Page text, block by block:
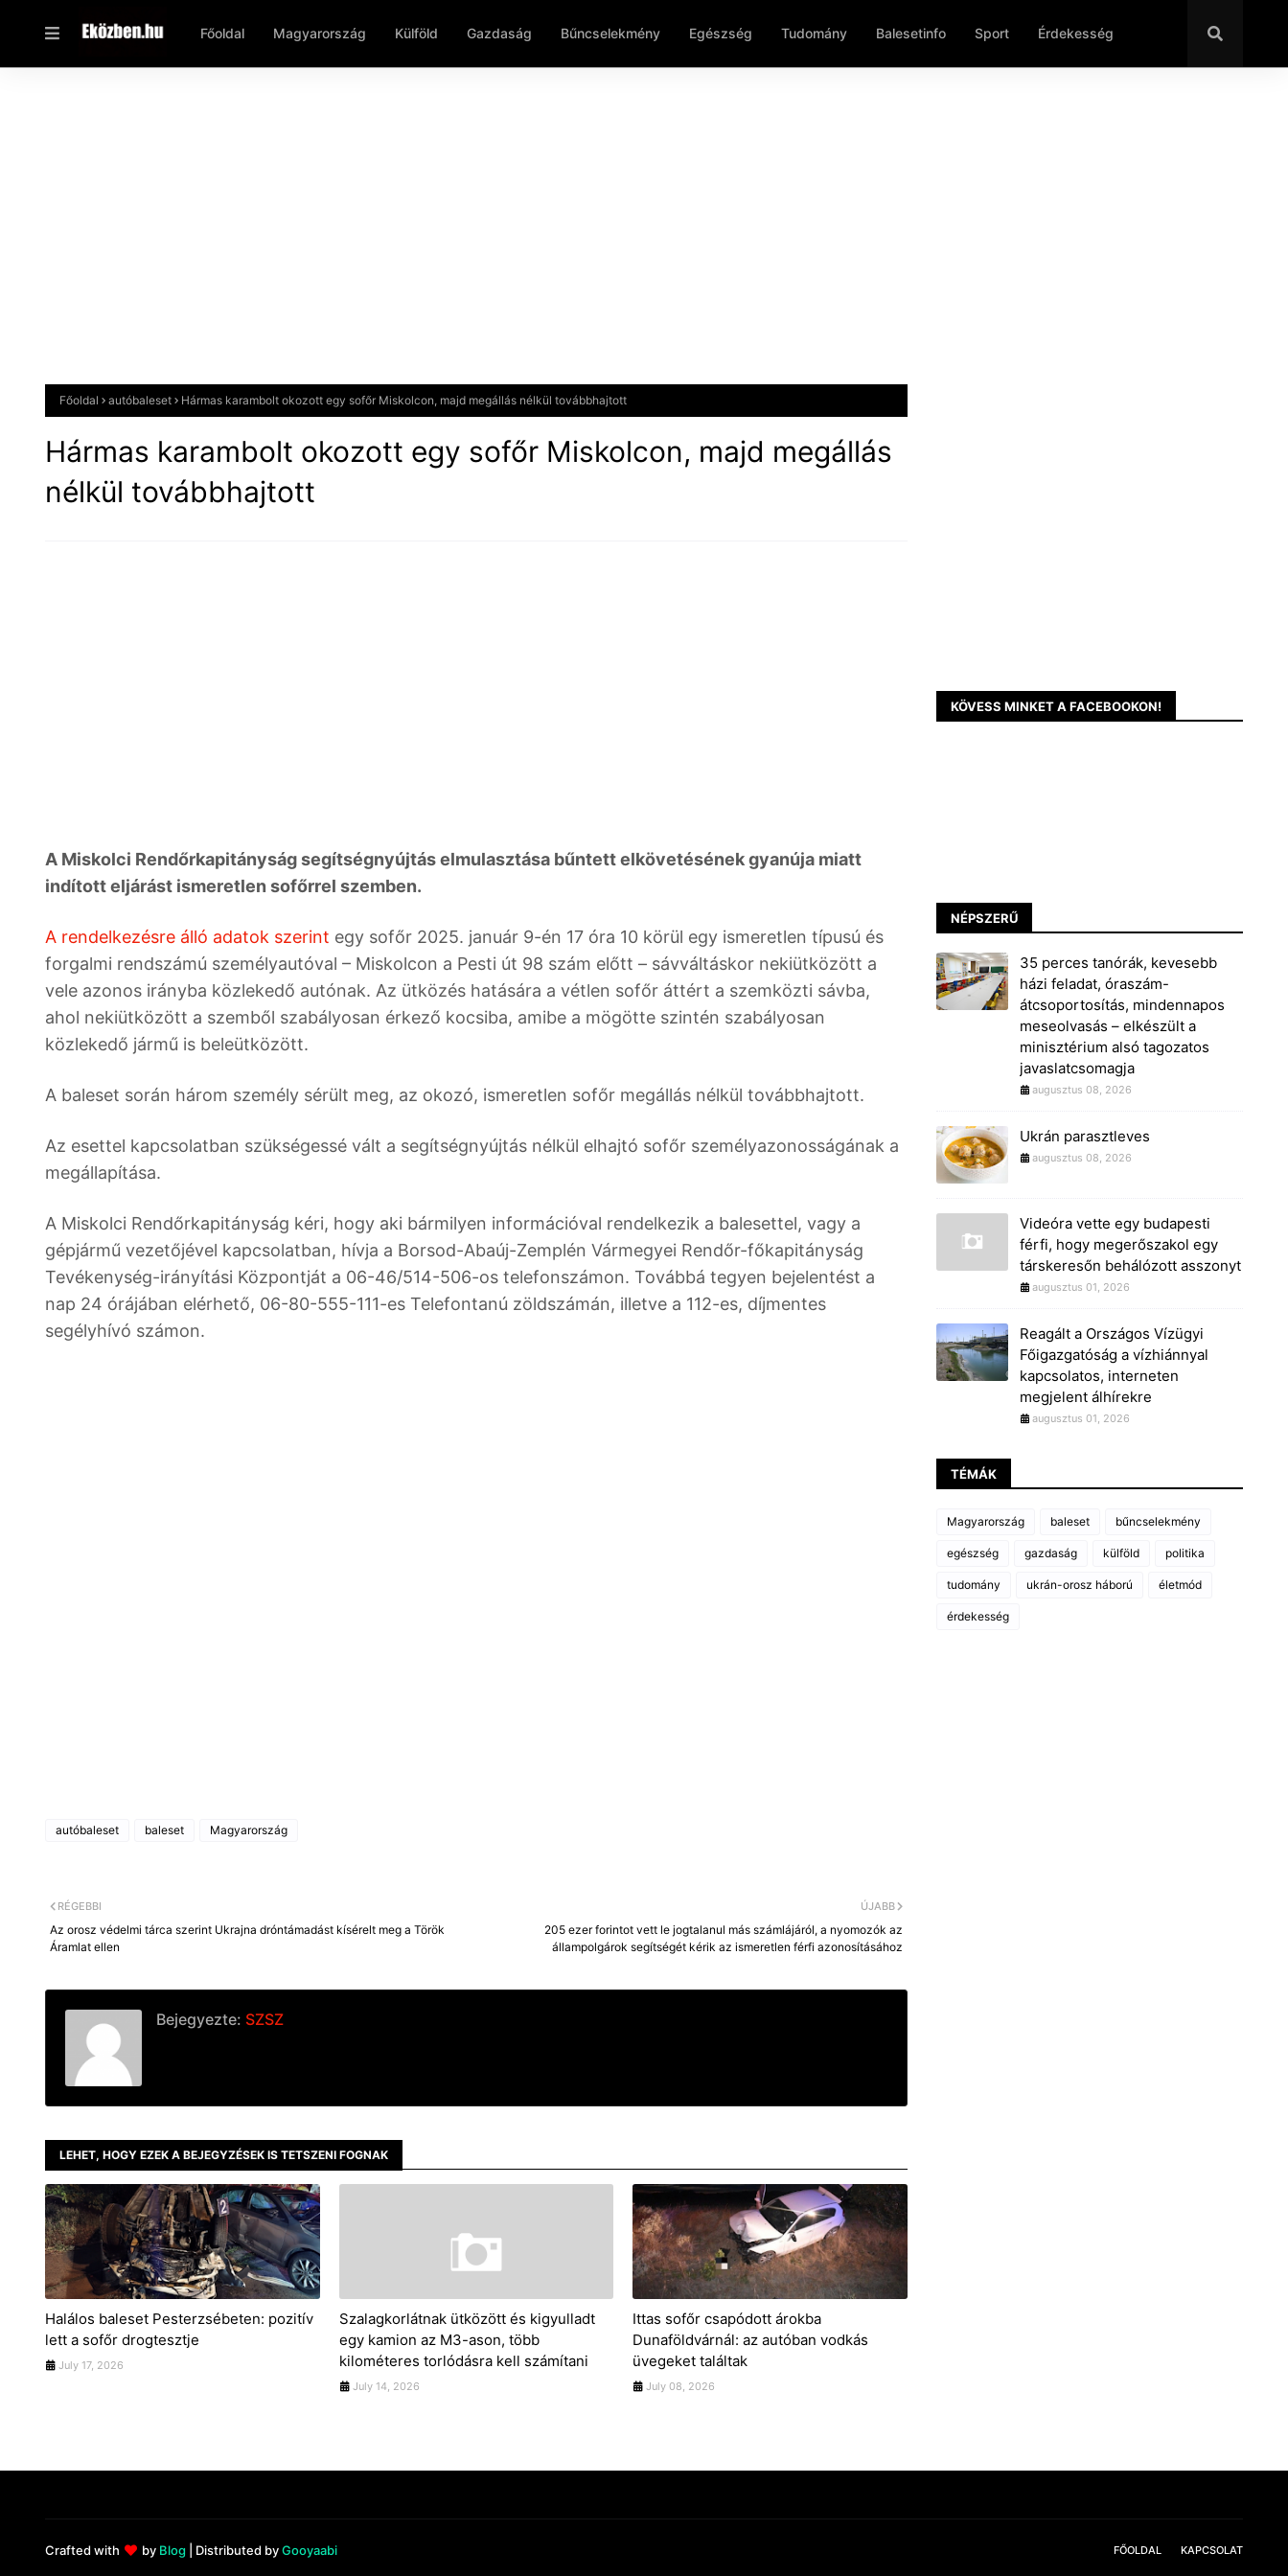
Főoldal Magyarország Külföld Gazdaság Bűncselekmény Egészség Tudomány Balesetinfo Sport Érdekesség
Főoldal autóbaleset Hármas karambolt okozott egy sofőr Miskolcon, majd megállás nélkül továbbhajtott
Hármas karambolt okozott egy sofőr Miskolcon, majd megállás
nélkül továbbhajtott
A Miskolci Rendőrkapitányság segítségnyújtás elmulasztása bűntett elkövetésének gyanúja miatt
indított eljárást ismeretlen sofőrrel szemben.
A rendelkezésre álló adatok szerint egy sofőr 2025. január 9-én 17 óra 10 körül egy ismeretlen típusú és
forgalmi rendszámú személyautóval – Miskolcon a Pesti út 98 szám előtt – sávváltáskor nekiütközött a
vele azonos irányba közlekedő autónak. Az ütközés hatására a vétlen sofőr áttért a szemközti sávba,
ahol nekiütközött a szemből szabályosan érkező kocsiba, amibe a mögötte szintén szabályosan
közlekedő jármű is beleütközött.
A baleset során három személy sérült meg, az okozó, ismeretlen sofőr megállás nélkül továbbhajtott.
Az esettel kapcsolatban szükségessé vált a segítségnyújtás nélkül elhajtó sofőr személyazonosságának a
megállapítása.
A Miskolci Rendőrkapitányság kéri, hogy aki bármilyen információval rendelkezik a balesettel, vagy a
gépjármű vezetőjével kapcsolatban, hívja a Borsod-Abaúj-Zemplén Vármegyei Rendőr-főkapitányság
Tevékenység-irányítási Központját a 06-46/514-506-os telefonszámon. Továbbá tegyen bejelentést a
nap 24 órájában elérhető, 06-80-555-111-es Telefontanú zöldszámán, illetve a 112-es, díjmentes
segélyhívó számon.
autóbaleset baleset Magyarország
ÚJABB
205 ezer forintot vett le jogtalanul más számlájáról, a nyomozók az
állampolgárok segítségét kérik az ismeretlen férfi azonosításához
RÉGEBBI
Az orosz védelmi tárca szerint Ukrajna dróntámadást kísérelt meg a Török
Áramlat ellen
Bejegyezte: SZSZ
LEHET, HOGY EZEK A BEJEGYZÉSEK IS TETSZENI FOGNAK
Halálos baleset Pesterzsébeten: pozitív
lett a sofőr drogtesztje
July 17, 2026
Szalagkorlátnak ütközött és kigyulladt
egy kamion az M3-ason, több
kilométeres torlódásra kell számítani
July 14, 2026
Ittas sofőr csapódott árokba
Dunaföldvárnál: az autóban vodkás
üvegeket találtak
July 08, 2026
KÖVESS MINKET A FACEBOOKON!
NÉPSZERŰ
35 perces tanórák, kevesebb
házi feladat, óraszám-
átcsoportosítás, mindennapos
meseolvasás – elkészült a
minisztérium alsó tagozatos
javaslatcsomagja
augusztus 08, 2026
Ukrán parasztleves
augusztus 08, 2026
Videóra vette egy budapesti
férfi, hogy megerőszakol egy
társkeresőn behálózott asszonyt
augusztus 01, 2026
Reagált a Országos Vízügyi
Főigazgatóság a vízhiánnyal
kapcsolatos, interneten
megjelent álhírekre
augusztus 01, 2026
TÉMÁK
Magyarország baleset bűncselekmény
egészség gazdaság külföld politika
tudomány ukrán-orosz háború életmód
érdekesség
FŐOLDAL KAPCSOLAT
Crafted with by Blog | Distributed byGooyaabi